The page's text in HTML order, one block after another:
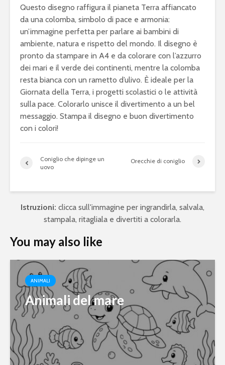
Questo disegno raffigura il pianeta Terra affiancato
da una colomba, simbolo di pace e armonia:
un’immagine perfetta per parlare ai bambini di
ambiente, natura e rispetto del mondo. Il disegno è
pronto da stampare in A4 e da colorare con l’azzurro
dei mari e il verde dei continenti, mentre la colomba
resta bianca con un rametto d’ulivo. È ideale per la
Giornata della Terra, i progetti scolastici o le attività
sulla pace. Colorarlo unisce il divertimento a un bel
messaggio. Stampa il disegno e buon divertimento
con i colori!
Coniglio che dipinge un
uovo
Orecchie di coniglio
Istruzioni: clicca sull'immagine per ingrandirla, salvala,
stampala, ritagliala e divertiti a colorarla.
You may also like
ANIMALI
Animali del mare